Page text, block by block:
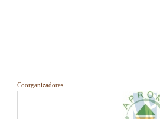
Coorganizadores